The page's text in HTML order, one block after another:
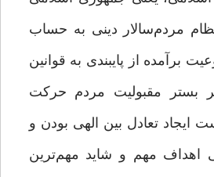
مردم‌سالار دینی به حساب
برآمده از پایبندی به قوانین
بستر مقبولیت مردم حرکت
ایجاد تعادل بین الهی ‌بودن و
اهداف مهم و شاید مهم‌ترین